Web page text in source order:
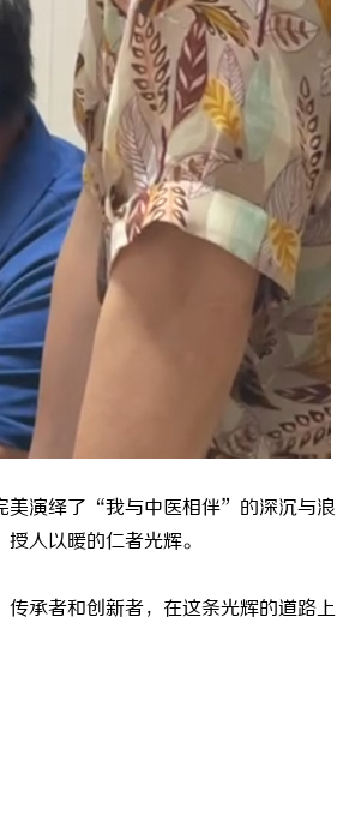
美演绎了 “我与中医相伴”的深沉与浪
人以暖的仁者光辉。
承者和创新者，在这条光辉的道路上